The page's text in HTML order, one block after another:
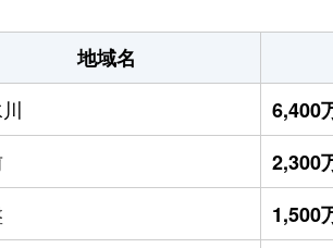
地域名
6,400
2,300
1,500